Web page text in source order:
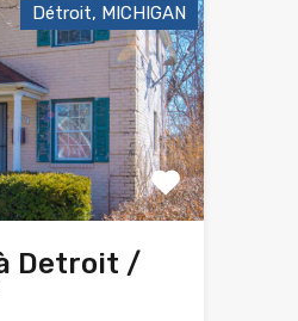
Détroit, MICHIGAN
Detroit /